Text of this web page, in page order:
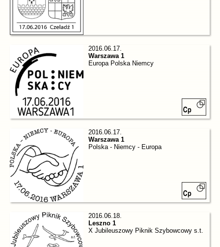
2016.06.17.
Warszawa 1
Europa Polska Niemcy
2016.06.17.
Warszawa 1
Polska - Niemcy - Europa
2016.06.18.
Leszno 1
X Jubileuszowy Piknik Szybowcowy s.t.